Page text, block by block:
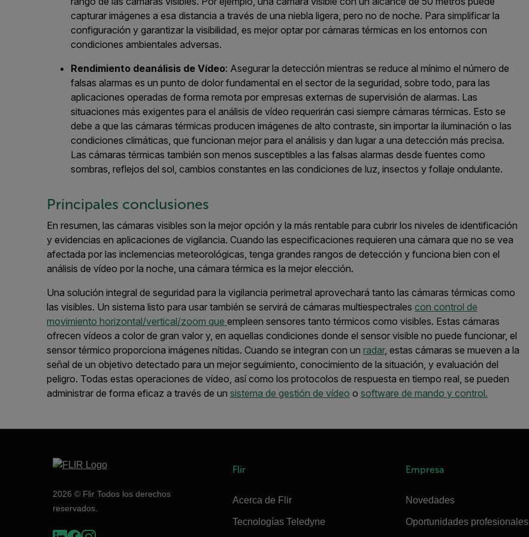
capturar imágenes a esa distancia a través de una niebla ligera , pero no de noche. Para simplificar la
configuración y garantizar la visibilidad, es mejor optar por cámaras térmicas en los entornos con
condiciones ambientales adversas.
Rendimiento deanálisis de Vídeo: Asegurar la detección mientras se reduce al mínimo el número de
falsas alarmas es un punto de dolor fundamental en el sector de la seguridad, sobre todo, para las
aplicaciones operadas de forma remota por empresas externas de supervisión de alarmas. Las
situaciones más exigentes para el análisis de vídeo requerirán casi siempre cámaras térmicas. Esto se
debe a que las cámaras térmicas producen imágenes de alto contraste , sin importar la iluminación o las
condiciones climáticas , que funcionan mejor para el análisis y dan lugar a una detección más precisa.
Las cámaras térmicas también son menos susceptibles a las falsas alarmas desde fuentes como
sombras, reflejos del sol, cambios constantes en las condiciones de luz, insectos y follaje ondulante.
Principales conclusiones
En resumen, las cámaras visibles son la mejor opción y la más rentable para cubrir los niveles de identificación
y evidencias en aplicaciones de vigilancia. Cuando las especificaciones requieren una cámara que no se vea
afectada por las inclemencias meteorológicas, tenga grandes rangos de detección y funciona bien con el
análisis de vídeo por la noche una cámara térmica es la mejor elección.
Una solución integral de seguridad para la vigilancia perimetral aprovechará tanto las cámaras térmicas como
las visibles. Un sistema listo para usar también se servirá de cámaras multiespectrales con control de
movimiento horizontal/vertical/zoom que empleen sensores tanto térmicos como visibles. Estas cámaras
ofrecen vídeos a color de gran valor y, en aquellas condiciones donde el sensor visible no puede funcionar, el
sensor térmico proporciona imágenes nítidas. Cuando se integran con un radar, estas cámaras se mueven a la
señal de un objetivo detectado para un mejor seguimiento , conocimiento de la situación y evaluación del
peligro. Todas estas operaciones de vídeo, así como los protocolos de respuesta en tiempo real, se pueden
administrar de forma eficaz a través de un sistema de gestión de vídeo o software de mando y control.
2026 © Flir Todos los derechos
reservados.
Flir
Acerca de Flir
Tecnologías Teledyne
Empresa
Novedades
Oportunidades profesionales